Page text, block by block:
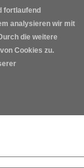
fortlaufend
analysieren wir mit
die weitere
Cookies zu.